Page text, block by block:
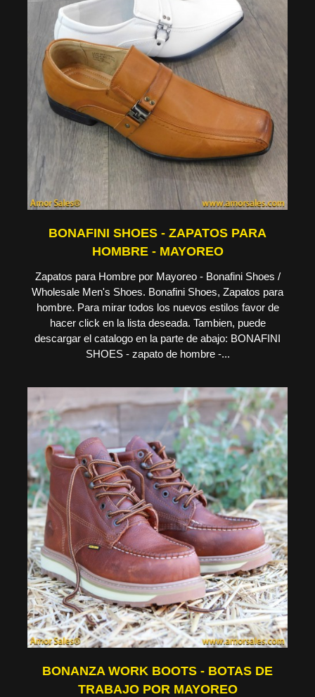
BONAFINI SHOES - ZAPATOS PARA
HOMBRE - MAYOREO
Zapatos para Hombre por Mayoreo - Bonafini Shoes /
Wholesale Men's Shoes. Bonafini Shoes, Zapatos para
hombre. Para mirar todos los nuevos estilos favor de
hacer click en la lista deseada. Tambien, puede
descargar el catalogo en la parte de abajo: BONAFINI
SHOES - zapato de hombre -...
BONANZA WORK BOOTS - BOTAS DE
TRABAJO POR MAYOREO